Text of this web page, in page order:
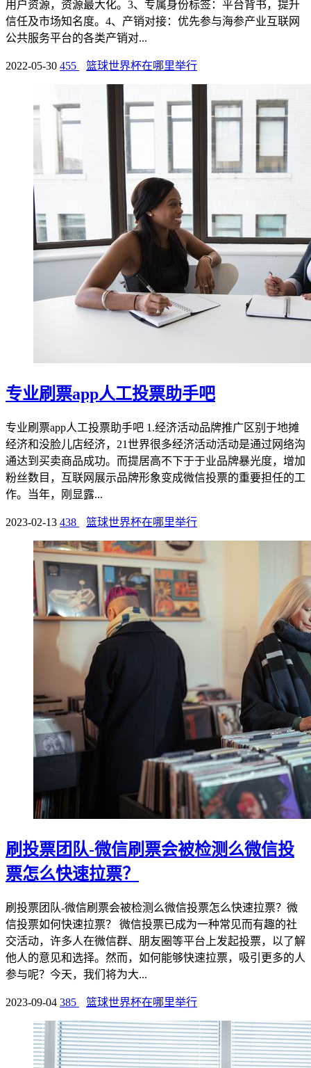
用户资源，资源最大化。3、专属身份标签：平台背书，提升
信任及市场知名度。4、产销对接：优先参与海参产业互联网
公共服务平台的各类产销对...
2022-05-30 455 篮球世界杯在哪里举行
专业刷票app人工投票助手吧
专业刷票app人工投票助手吧 1.经济活动品牌推广区别于地摊
经济和没脸儿店经济，21世界很多经济活动活动是通过网络沟
通达到买卖商品成功。而提居高不下于于业品牌暴光度，增加
粉丝数目，互联网展示品牌形象变成微信投票的重要担任的工
作。当年，刚显露...
2023-02-13 438 篮球世界杯在哪里举行
刷投票团队-微信刷票会被检测么微信投
票怎么快速拉票？
刷投票团队-微信刷票会被检测么微信投票怎么快速拉票？微
信投票如何快速拉票？ 微信投票已成为一种常见而有趣的社
交活动，许多人在微信群、朋友圈等平台上发起投票，以了解
他人的意见和选择。然而，如何能够快速拉票，吸引更多的人
参与呢？今天，我们将为大...
2023-09-04 385 篮球世界杯在哪里举行